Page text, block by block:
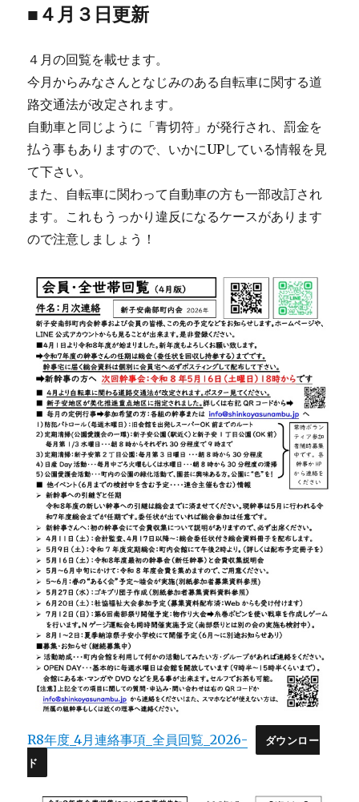
■４月３日更新
４月の回覧を載せます。
今月からみなさんとなじみのある自転車に関する道
路交通法が改定されます。
自動車と同じように「青切符」が発行され、罰金を
払う事もありますので、いかにUPしている情報を見
て下さい。
また、自転車に関わって自動車の方も一部改訂され
ます。これもうっかり違反になるケースがあります
ので注意しましょう！
R8年度_4月連絡事項_全員回覧_2026-
ダウンロー
ド